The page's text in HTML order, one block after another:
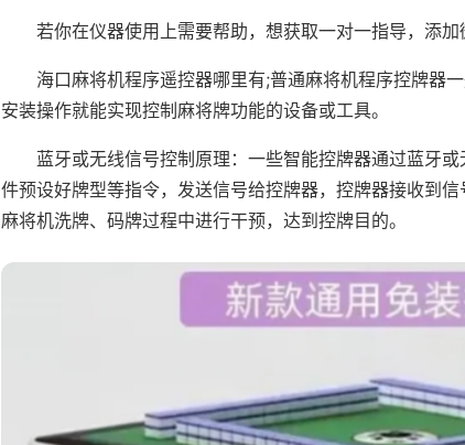
若你在仪器使用上需要帮助，想获取一对一指导，添
海口麻将机程序遥控器哪里有;普通麻将机程序控牌器
安装操作就能实现控制麻将牌功能的设备或工具。
蓝牙或无线信号控制原理：一些智能控牌器通过蓝牙
件预设好牌型等指令，发送信号给控牌器，控牌器接收到
麻将机洗牌、码牌过程中进行干预，达到控牌目的。